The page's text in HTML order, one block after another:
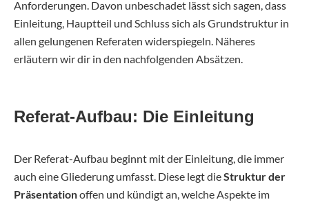
Anforderungen. Davon unbeschadet lässt sich sagen, dass
Einleitung, Hauptteil und Schluss sich als Grundstruktur in
allen gelungenen Referaten widerspiegeln. Näheres
erläutern wir dir in den nachfolgenden Absätzen.
Referat-Aufbau: Die Einleitung
Der Referat-Aufbau beginnt mit der Einleitung, die immer
auch eine Gliederung umfasst. Diese legt dieStruktur der
Präsentationoffen und kündigt an, welche Aspekte im